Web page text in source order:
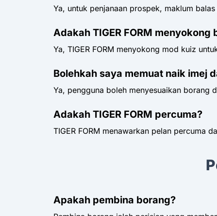
Ya, untuk penjanaan prospek, maklum
Adakah TIGER FORM
Ya, TIGER FORM menyokong mod kuiz
Bolehkah saya memuat naik imej
Ya, pengguna boleh menyesuaikan borang
Adakah TIGER FORM percuma?
TIGER FORM menawarkan pelan percuma
Apakah pembina borang?